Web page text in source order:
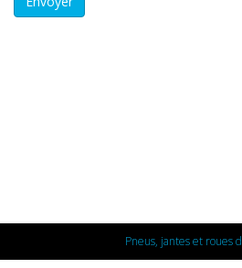
Pneus, jantes et roues